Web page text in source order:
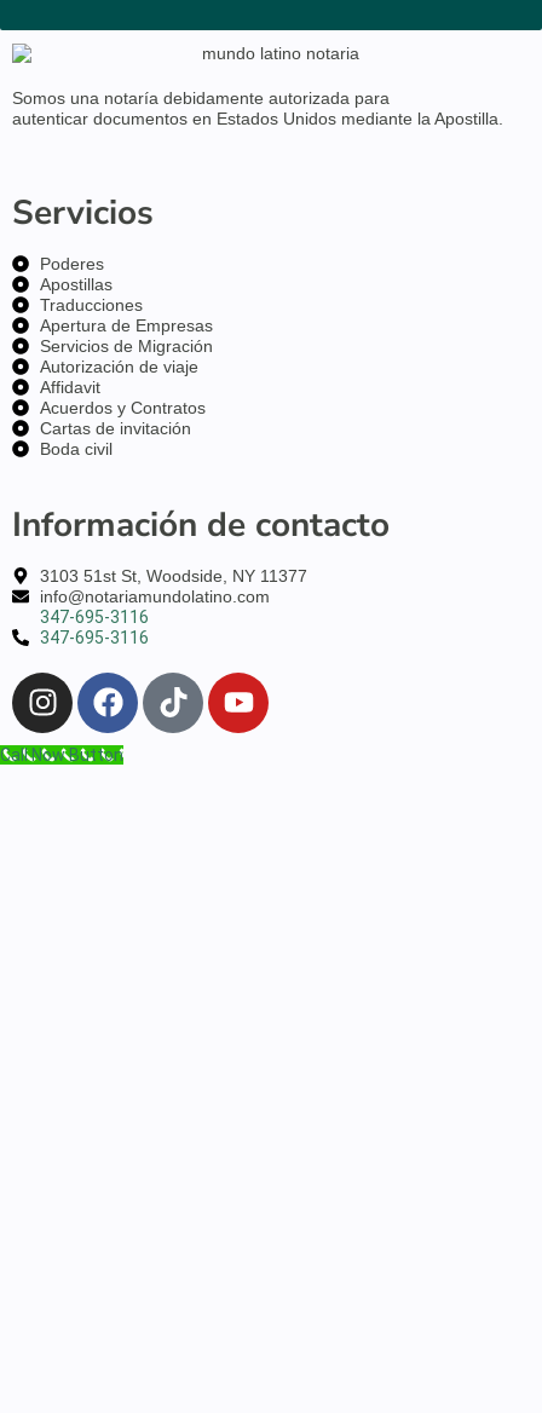
Somos una notaría debidamente autorizada para
autenticar documentos en Estados Unidos mediante la Apostilla.
Servicios
Poderes
Apostillas
Traducciones
Apertura de Empresas
Servicios de Migración
Autorización de viaje
Affidavit
Acuerdos y Contratos
Cartas de invitación
Boda civil
Información de contacto
3103 51st St, Woodside, NY 11377
info@notariamundolatino.com
347-695-3116
347-695-3116
Call Now Button